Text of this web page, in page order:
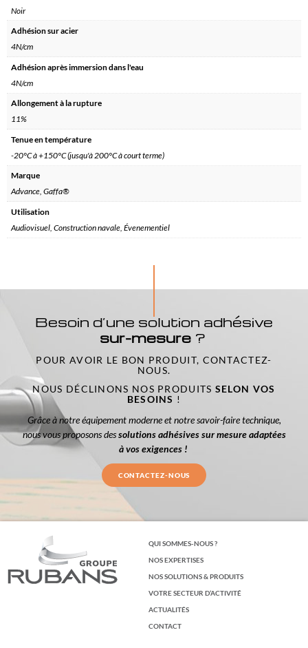
Noir
Adhésion sur acier
4N/cm
Adhésion après immersion dans l'eau
4N/cm
Allongement à la rupture
11%
Tenue en température
-20°C à +150°C (jusqu'à 200°C à court terme)
Marque
Advance, Gaffa®
Utilisation
Audiovisuel, Construction navale, Évenementiel
Besoin d’une solution adhésive
sur-mesure?
POUR AVOIR LE BON PRODUIT, CONTACTEZ-
NOUS.
NOUS DÉCLINONS NOS PRODUITS SELON VOS
BESOINS !
Grâce à notre équipement moderne et notre savoir-faire technique,
nous vous proposons dessolutions adhésives sur mesure adaptées
à vos exigences !
CONTACTEZ-NOUS
QUI SOMMES-NOUS ?
NOS EXPERTISES
NOS SOLUTIONS & PRODUITS
VOTRE SECTEUR D’ACTIVITÉ
ACTUALITÉS
CONTACT